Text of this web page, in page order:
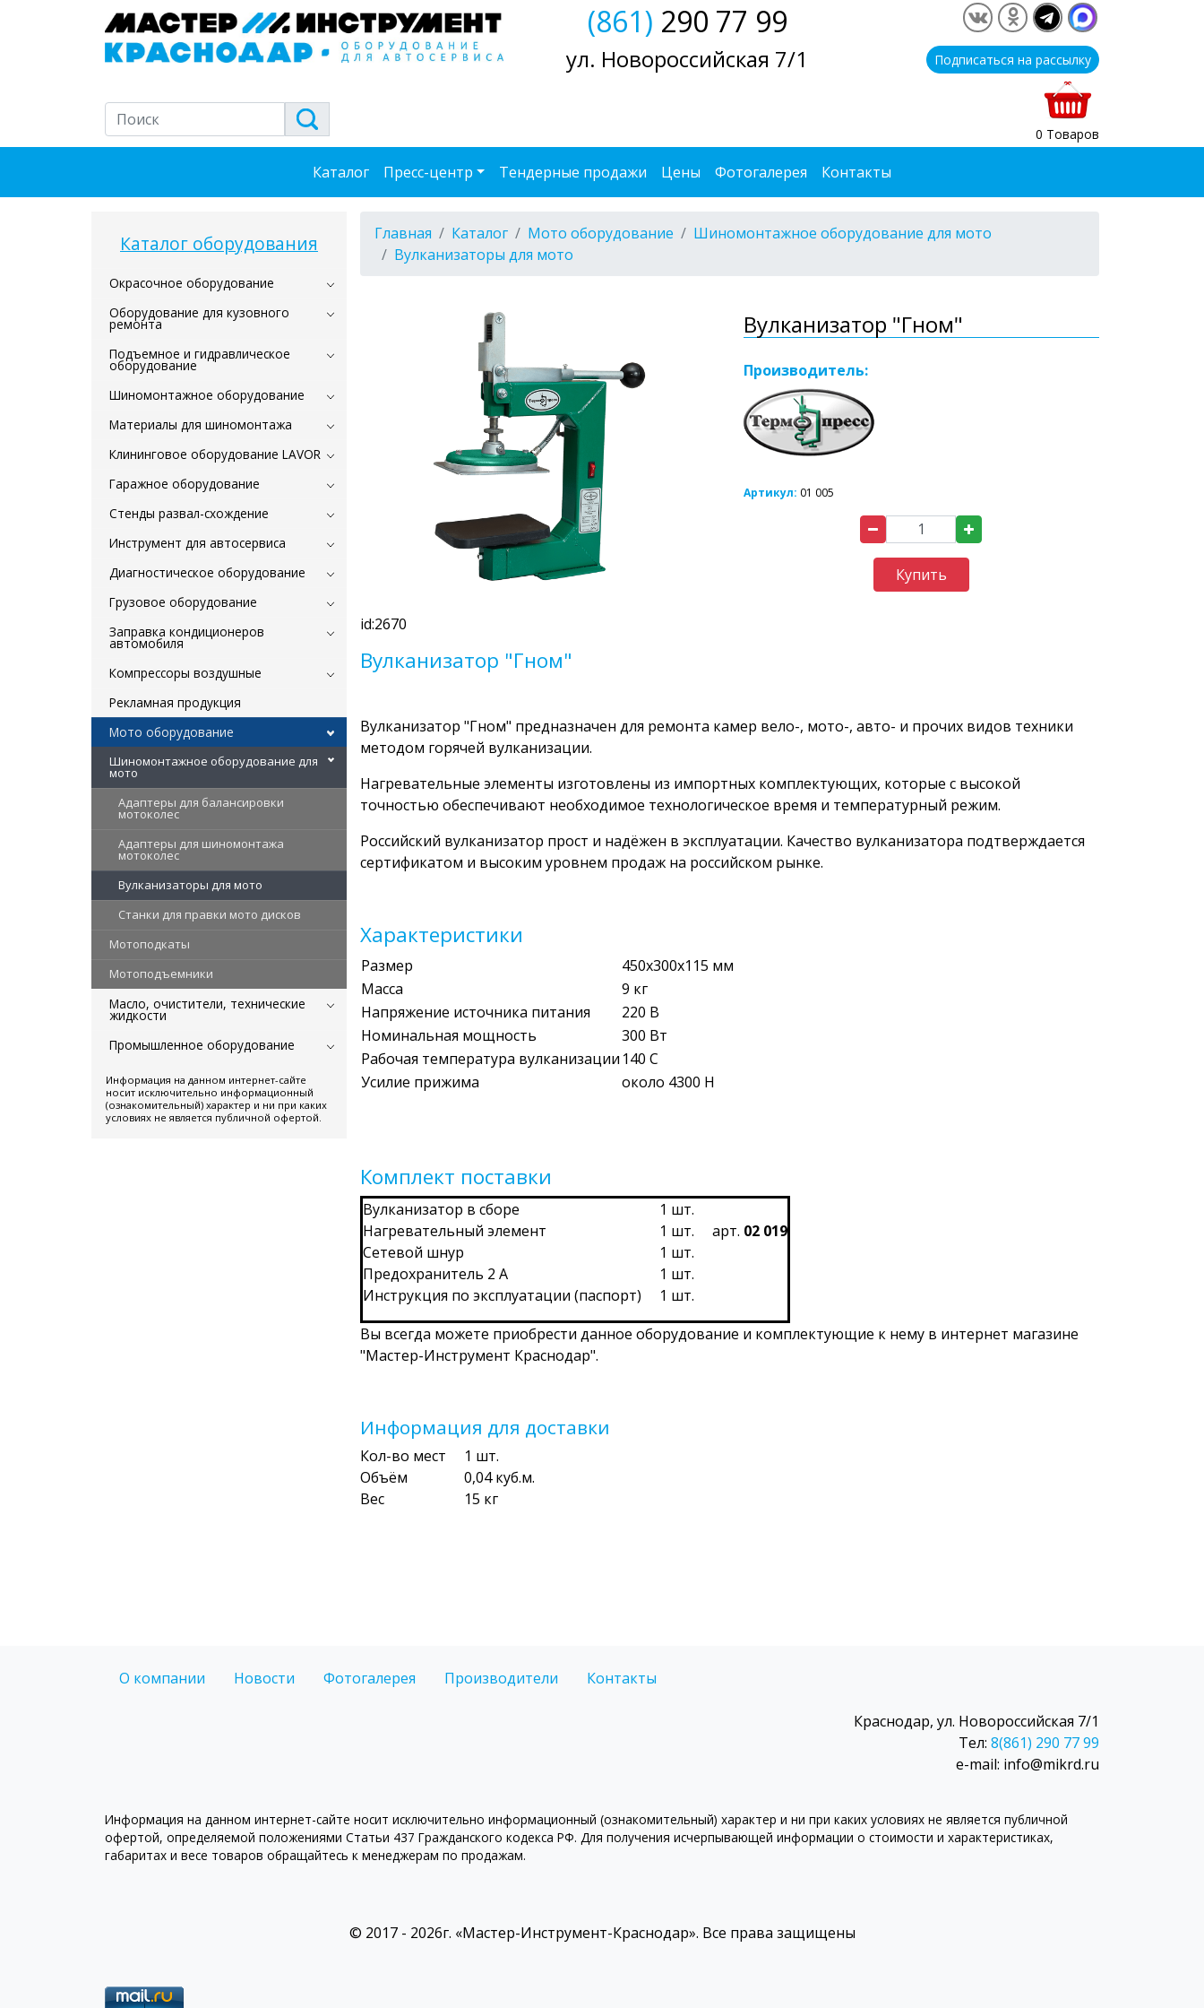
(861) 290 77 99
ул. Новороссийская 7/1 Подписаться на рассылку
0 Товаров
Каталог Пресс-центр Тендерные продажи Цены Фотогалерея Контакты
Каталог оборудования
Окрасочное оборудование
Оборудование для кузовного
ремонта
Подъемное и гидравлическое
оборудование
Шиномонтажное оборудование
Материалы для шиномонтажа
Клининговое оборудование LAVOR
Гаражное оборудование
Стенды развал-схождение
Инструмент для автосервиса
Диагностическое оборудование
Грузовое оборудование
Заправка кондиционеров
автомобиля
Компрессоры воздушные
Рекламная продукция
Мото оборудование
Шиномонтажное оборудование для
мото
Адаптеры для балансировки
мотоколес
Адаптеры для шиномонтажа
мотоколес
Вулканизаторы для мото
Станки для правки мото дисков
Мотоподкаты
Мотоподъемники
Масло, очистители, технические
жидкости
Промышленное оборудование
Информация на данном интернет-сайте
носит исключительно информационный
(ознакомительный) характер и ни при каких
условиях не является публичной офертой.
Главная Каталог Мото оборудование
Шиномонтажное оборудование для мото
Вулканизаторы для мото
Вулканизатор "Гном"
Производитель:
Артикул: 01 005
Купить
id:2670
Вулканизатор "Гном"
Вулканизатор "Гном" предназначен для ремонта камер вело-, мото-, авто- и прочих видов техники
методом горячей вулканизации.
Нагревательные элементы изготовлены из импортных комплектующих, которые с высокой
точностью обеспечивают необходимое технологическое время и температурный режим.
Российский вулканизатор прост и надёжен в эксплуатации. Качество вулканизатора подтверждается
сертификатом и высоким уровнем продаж на российском рынке.
Характеристики
Размер
450х300х115 мм
Масса
9 кг
Напряжение источника питания
220 В
Номинальная мощность
300 Вт
Рабочая температура вулканизации 140 C
Усилие прижима
около 4300 Н
Комплект поставки
Вулканизатор в сборе
Нагревательный элемент
Сетевой шнур
Предохранитель 2 А
Инструкция по эксплуатации (паспорт)
1 шт.
1 шт.
1 шт.
1 шт.
1 шт.
арт. 02 019
Вы всегда можете приобрести данное оборудование и комплектующие к нему в интернет магазине
"Мастер-Инструмент Краснодар".
Информация для доставки
Кол-во мест
Объём
Вес
1 шт.
0,04 куб.м.
15 кг
О компании Новости Фотогалерея Производители Контакты
Краснодар, ул. Новороссийская 7/1
Тел: 8(861) 290 77 99
e-mail: info@mikrd.ru
Информация на данном интернет-сайте носит исключительно информационный (ознакомительный) характер и ни при каких условиях не является публичной
офертой, определяемой положениями Статьи 437 Гражданского кодекса РФ. Для получения исчерпывающей информации о стоимости и характеристиках,
габаритах и весе товаров обращайтесь к менеджерам по продажам.
© 2017 - 2026г. «Мастер-Инструмент-Краснодар». Все права защищены